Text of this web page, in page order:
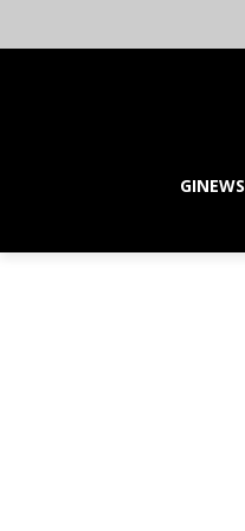
GINEWS